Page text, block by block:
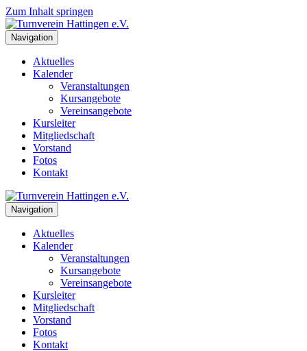
Zum Inhalt springen
Navigation
Aktuelles
Kalender
Veranstaltungen
Kursangebote
Vereinsangebote
Kursleiter
Mitgliedschaft
Vorstand
Fotos
Kontakt
Navigation
Aktuelles
Kalender
Veranstaltungen
Kursangebote
Vereinsangebote
Kursleiter
Mitgliedschaft
Vorstand
Fotos
Kontakt